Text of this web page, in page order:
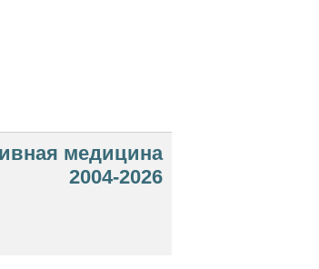
медицина
2004-2026